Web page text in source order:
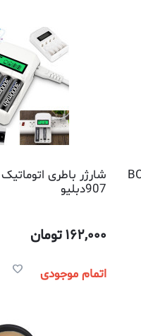
شارژر باطری
907دبلیو
162,000تومان
اتمام موجودی